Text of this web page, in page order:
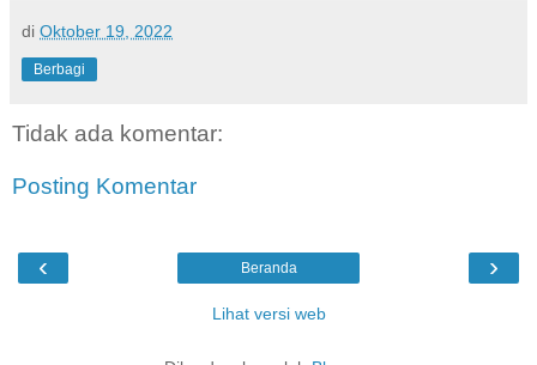
di Oktober 19, 2022
Berbagi
Tidak ada komentar:
Posting Komentar
‹ ›
Beranda
Lihat versi web